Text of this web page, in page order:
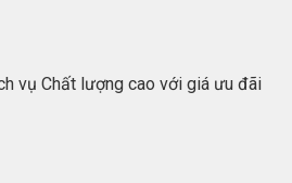
vụ Chất lượng cao với giá ưu đãi